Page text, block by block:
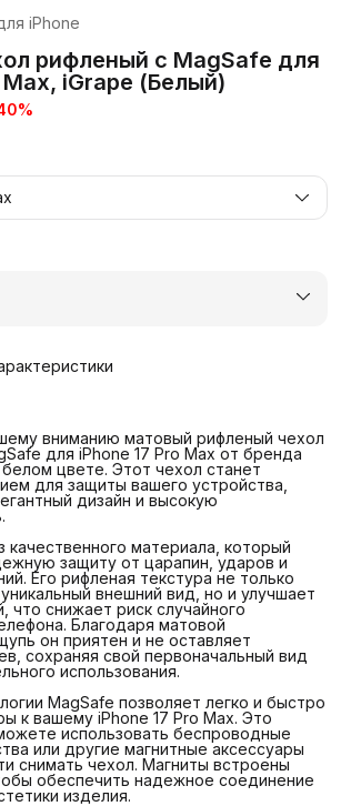
iPhone
рифленый с MagSafe для
Max, iGrape (Белый)
%
вниманию матовый рифленый чехол
для iPhone 17 Pro Max от бренда
цвете. Этот чехол станет
для защиты вашего устройства,
дизайн и высокую
качественного материала, который
защиту от царапин, ударов и
Его рифленая текстура не только
внешний вид, но и улучшает
что снижает риск случайного
Благодаря матовой
он приятен и не оставляет
сохраняя свой первоначальный вид
использования.
MagSafe позволяет легко и быстро
к вашему iPhone 17 Pro Max. Это
использовать беспроводные
или другие магнитные аксессуары
снимать чехол. Магниты встроены
обеспечить надежное соединение
изделия.